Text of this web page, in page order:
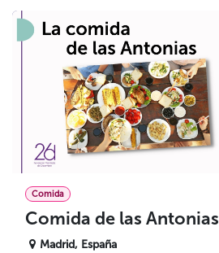
Comida
Comida de las Antonias
Madrid, España